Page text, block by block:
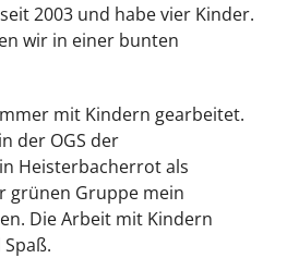
2003 und habe vier Kinder.
wir in einer bunten
mit Kindern gearbeitet.
der OGS der
Heisterbacherrot als
grünen Gruppe mein
Die Arbeit mit Kindern